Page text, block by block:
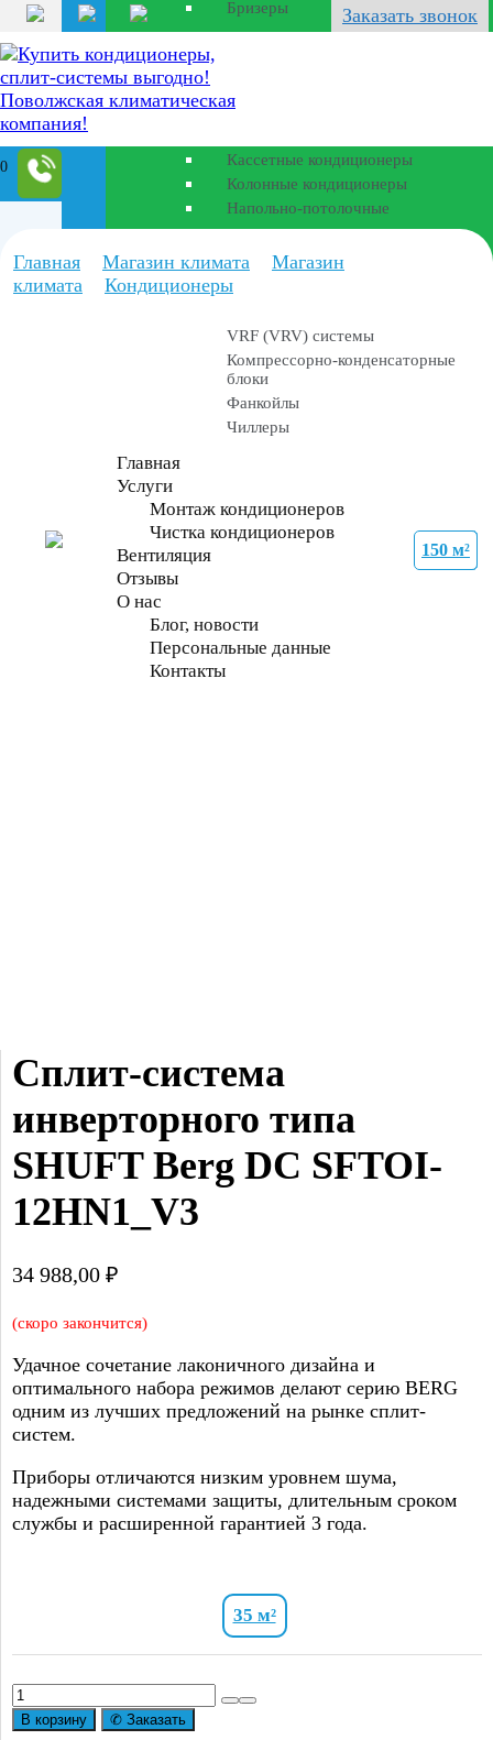
Заказать звонок
0
Бризеры
Полупромышленные
кондиционеры
Кассетные кондиционеры
Колонные кондиционеры
Напольно-потолочные
Промышленные
установки
VRF (VRV) системы
Компрессорно-конденсаторные
блоки
Фанкойлы
Чиллеры
Главная
Услуги
Монтаж кондиционеров
Чистка кондиционеров
Вентиляция
Отзывы
О нас
Блог, новости
Персональные данные
Контакты
Главная Магазин климата
Магазин
климата
Кондиционеры
Сплит-система
инверторного типа
SHUFT Berg DC SFTOI-
12HN1_V3
34 988,00 ₽
(скоро закончится)
Удачное сочетание лаконичного дизайна и
оптимального набора режимов делают серию BERG
одним из лучших предложений на рынке сплит-
систем.
Приборы отличаются низким уровнем шума,
надежными системами защиты, длительным сроком
службы и расширенной гарантией 3 года.
35 м²
В корзину ✆ Заказать
27 м²
21 м²
70 м²
70 м²
70 м²
70 м²
70 м²
150 м²